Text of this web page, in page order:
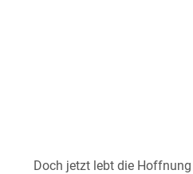
Doch jetzt lebt die